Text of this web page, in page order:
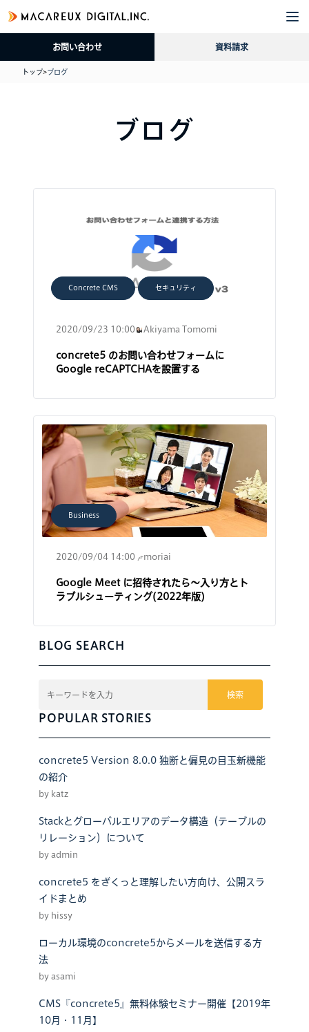
お問い合わせ 資料請求
トップ>ブログ
ブログ
Concrete CMS セキュリティ
2020/09/23 10:00 Akiyama Tomomi
concrete5 のお問い合わせフォームに
Google reCAPTCHAを設置する
Business
2020/09/04 14:00 moriai
Google Meet に招待されたら〜入り方とト
ラブルシューティング(2022年版)
BLOG SEARCH
検索
POPULAR STORIES
concrete5 Version 8.0.0 独断と偏見の目玉新機能
の紹介
by katz
Stackとグローバルエリアのデータ構造（テーブルの
リレーション）について
by admin
concrete5 をざくっと理解したい方向け、公開スラ
イドまとめ
by hissy
ローカル環境のconcrete5からメールを送信する方
法
by asami
CMS『concrete5』無料体験セミナー開催【2019年
10月・11月】